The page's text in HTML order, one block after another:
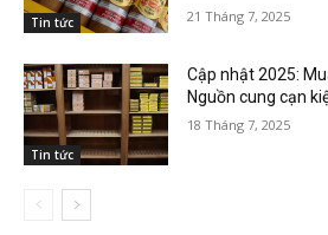
Tin tức 21 Tháng 7, 2025
Tin tức
Cập nhật 2025:
Nguồn cung cạn
18 Tháng 7, 2025